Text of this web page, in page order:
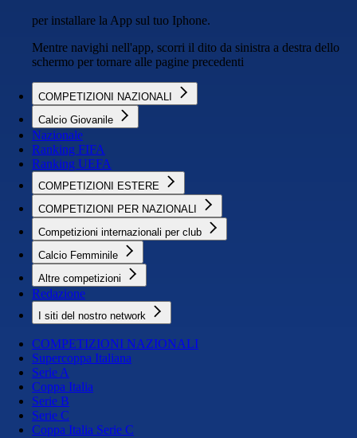
per installare la App sul tuo Iphone.
Mentre navighi nell'app, scorri il dito da sinistra a destra dello
schermo per tornare alle pagine precedenti
COMPETIZIONI NAZIONALI
Calcio Giovanile
Nazionale
Ranking FIFA
Ranking UEFA
COMPETIZIONI ESTERE
COMPETIZIONI PER NAZIONALI
Competizioni internazionali per club
Calcio Femminile
Altre competizioni
Redazione
I siti del nostro network
COMPETIZIONI NAZIONALI
Supercoppa Italiana
Serie A
Coppa Italia
Serie B
Serie C
Coppa Italia Serie C